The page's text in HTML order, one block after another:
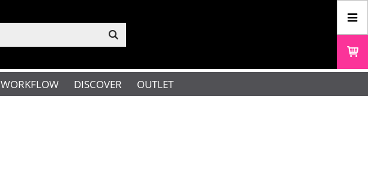
WORKFLOW DISCOVER OUTLET